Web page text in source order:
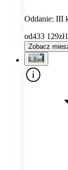
Oddanie: III
od433 129zł
Zobacz